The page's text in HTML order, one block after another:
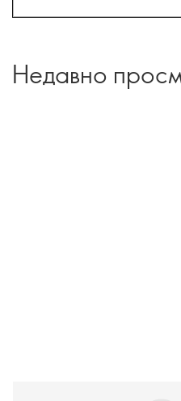
Недавно